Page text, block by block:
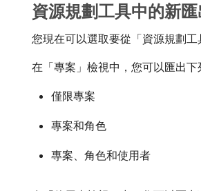
資源規劃工具中的新
您現在可以選取要從「資源規劃工
在「專案」檢視中，您可以匯出下
僅限專案
專案和角色
專案、角色和使用者